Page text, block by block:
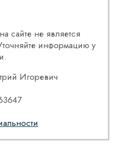
сайте не является
информацию у
Игоревич